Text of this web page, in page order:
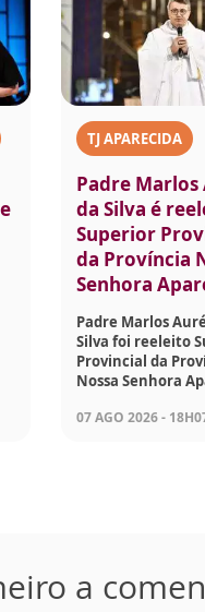
TJ APARECIDA
Padre
da Silva é
Superior
da Província
Senhora
Padre Marlos
Silva foi reeleito
Provincial da
Nossa Senhora
07 AGO 2026 -
a